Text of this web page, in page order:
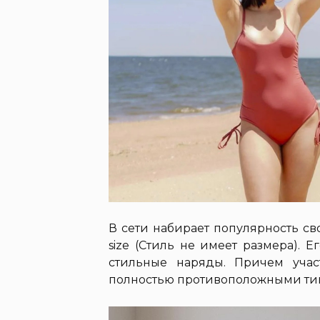
В сети набирает популярность
size (Стиль не имеет размера).
стильные наряды. Причем
полностью противоположными